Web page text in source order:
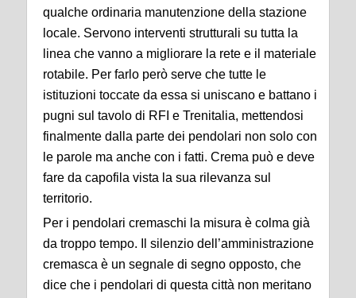
qualche ordinaria manutenzione della stazione
locale. Servono interventi strutturali su tutta la
linea che vanno a migliorare la rete e il materiale
rotabile. Per farlo però serve che tutte le
istituzioni toccate da essa si uniscano e battano i
pugni sul tavolo di RFI e Trenitalia, mettendosi
finalmente dalla parte dei pendolari non solo con
le parole ma anche con i fatti. Crema può e deve
fare da capofila vista la sua rilevanza sul
territorio.
Per i pendolari cremaschi la misura è colma già
da troppo tempo. Il silenzio dell’amministrazione
cremasca è un segnale di segno opposto, che
dice che i pendolari di questa città non meritano